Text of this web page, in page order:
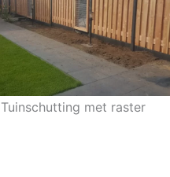
Tuinschutting met raster